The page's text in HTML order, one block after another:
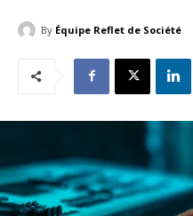
By Équipe Reflet de Société